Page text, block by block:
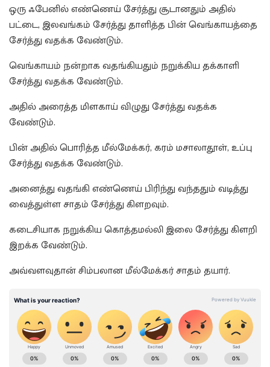
ஒரு ஃபேனில் எண்ணெய் சேர்த்து சூடானதும் அதில்
பட்டை, இலவங்கம் சேர்த்து தாளித்த பின் வெங்காயத்தை
சேர்த்து வதக்க வேண்டும்.
வெங்காயம் நன்றாக வதங்கியதும் நறுக்கிய தக்காளி
சேர்த்து வதக்க வேண்டும்.
அதில் அரைத்த மிளகாய் விழுது சேர்த்து வதக்க
வேண்டும்.
பின் அதில் பொரித்த மீல்மேக்கர், கரம் மசாலாதூள், உப்பு
சேர்த்து வதக்க வேண்டும்.
அனைத்து வதங்கி எண்ணெய் பிரிந்து வந்ததும் வடித்து
வைத்துள்ள சாதம் சேர்த்து கிளறவும்.
கடைசியாக நறுக்கிய கொத்தமல்லி இலை சேர்த்து கிளறி
இறக்க வேண்டும்.
அவ்வளவுதான் சிம்பலான மீல்மேக்கர் சாதம் தயார்.